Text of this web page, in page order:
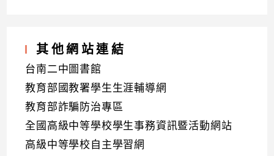
其他網站連結
台南二中圖書館
教育部國教署學生生涯輔導網
教育部詐騙防治專區
全國高級中等學校學生事務資訊暨活動網站
高級中等學校自主學習網